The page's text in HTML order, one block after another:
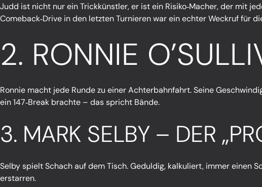
Judd ist nicht nur ein Trickkünstler, er ist ein Risiko‑Macher, der mit
Comeback‑Drive in den letzten Turnieren war ein echter Weckruf für
2. RONNIE
Ronnie macht jede Runde zu einer Achterbahnfahrt. Seine
ein 147‑Break brachte – das spricht Bände.
3. MARK SELBY – DER
Selby spielt Schach auf dem Tisch. Geduldig, kalkuliert, immer einen
erstarren.